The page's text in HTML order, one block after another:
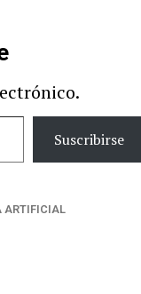
Suscribirse
ARTIFICIAL